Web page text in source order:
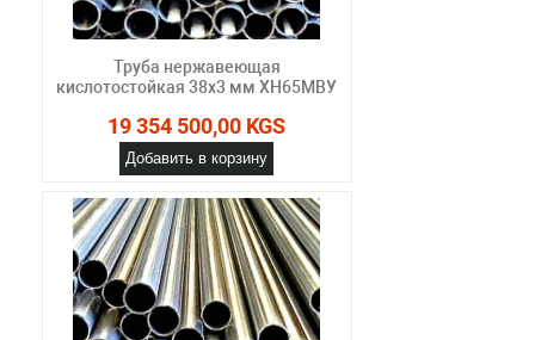
Труба нержавеющая
кислотостойкая 38х3 мм ХН65МВУ
19 354 500,00 KGS
Добавить в корзину